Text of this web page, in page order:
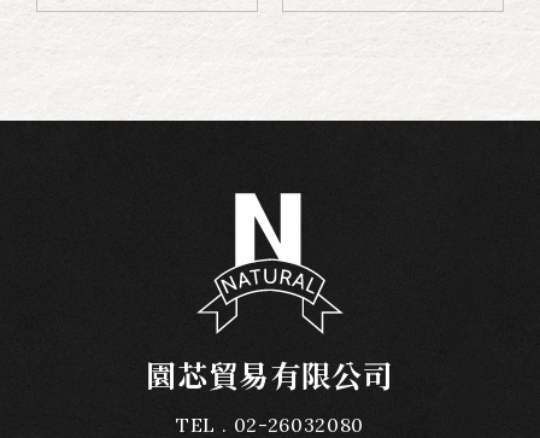
園芯貿易有限公司
TEL
02-26032080